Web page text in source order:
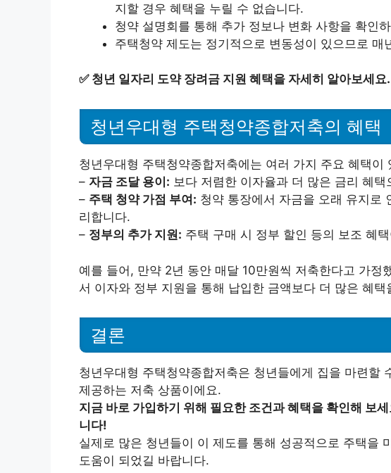
지할 경우 혜택을 누릴 수 없습니다.
청약 설명회를 통해 추가 정보나 변화 사항을 확인
주택청약 제도는 정기적으로 변동성이 있으므로 매
✅ 청년 일자리 도약 장려금 지원 혜택을 자세히 알아보세요.
청년우대형 주택청약종합저축의 혜택
청년우대형 주택청약종합저축에는 여러 가지 주요 혜택이
– 자금 조달 용이: 보다 저렴한 이자율과 더 많은 금리 혜
– 주택 청약 가점 부여: 청약 통장에서 자금을 오래 유지로
리합니다.
– 정부의 추가 지원: 주택 구매 시 정부 할인 등의 보조 혜
예를 들어, 만약 2년 동안 매달 10만원씩 저축한다고 가정
서 이자와 정부 지원을 통해 납입한 금액보다 더 많은 혜택
결론
청년우대형 주택청약종합저축은 청년들에게 집을 마련할
제공하는 저축 상품이에요.
지금 바로 가입하기 위해 필요한 조건과 혜택을 확인해 보
니다!
실제로 많은 청년들이 이 제도를 통해 성공적으로 주택을
도움이 되었길 바랍니다.